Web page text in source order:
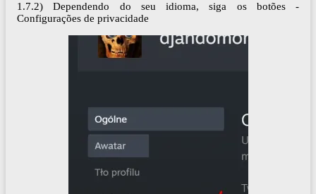
1.7.2) Dependendo do seu idioma, siga os botões -
Configurações de privacidade